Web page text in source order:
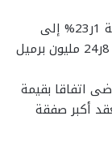
وزاد إنتاج الشركة من النفط الخام والغاز بنسبة 1ر23% إلى
1ر198 مليون برميل من النفط المكافئ منها 8ر24 مليون برميل
اتفاقا بقيمة
أكبر صفقة